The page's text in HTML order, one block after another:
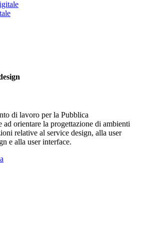
di lavoro per la Pubblica
ad orientare la progettazione di ambienti
relative al service design, alla user
e alla user interface.